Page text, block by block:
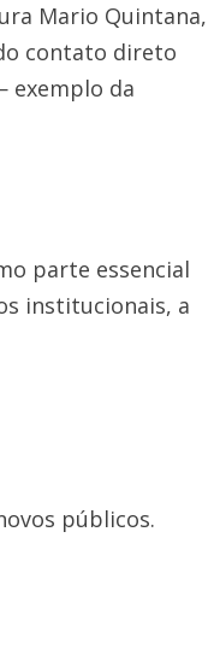
Mario Quintana,
contato direto
exemplo da
parte essencial
institucionais, a
públicos.